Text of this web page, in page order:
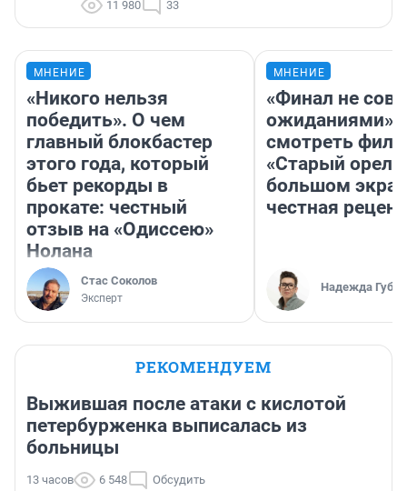
11 980 33
МНЕНИЕ
«Никого нельзя
победить». О чем
главный блокбастер
этого года, который
бьет рекорды в
прокате: честный
отзыв на «Одиссею»
Нолана
Стас Соколов
Эксперт
МНЕНИЕ
«Финал не
ожиданиями»:
смотреть
«Старый орел»
большом
честная
Надежда
РЕКОМЕНДУЕМ
Выжившая после атаки с кислотой
петербурженка выписалась из
больницы
13 часов 6 548 Обсудить